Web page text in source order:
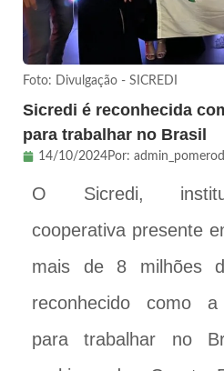
Foto: Divulgação - SICREDI
Sicredi é reconhecida
para trabalhar no Brasil
14/10/2024Por:
O Sicredi,
cooperativa presente
mais de 8 milhões
reconhecido como
para trabalhar no